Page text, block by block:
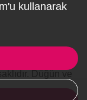
Sitesi.
kullanarak